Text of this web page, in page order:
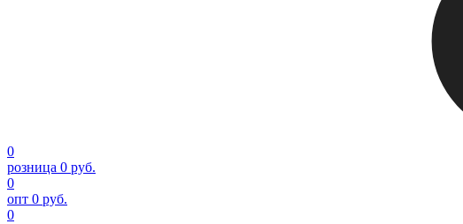
0
розница 0 руб.
0
опт 0 руб.
0